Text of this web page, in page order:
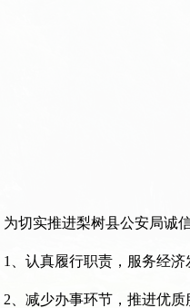
实推进梨树县公安局诚信
认真履行职责，服务经济
减少办事环节，推进优质服